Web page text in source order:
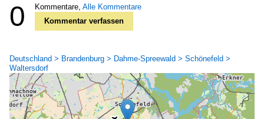
0 Kommentare, Alle Kommentare
Kommentar verfassen
Deutschland > Brandenburg > Dahme-Spreewald > Schönefeld >
Waltersdorf